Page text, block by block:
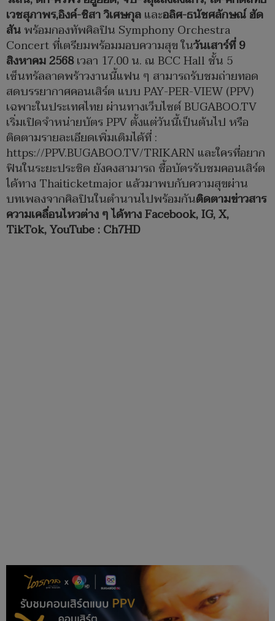
เวชสุภาพร,อิงค์-ชิสา วิเศษกุลและอลิศ-ธนัชศลักษณ์ ฮัด
สันพร้อมกองทัพศิลปิน Symphony Orchestra
Concert ที่เตรียมพร้อมมอบความสุข ในวันเสาร์ที่9
สิงหาคม 2568เวลา 17.00 น. ณ BCC Hall ชั้น 5
เซ็นทรัลลาดพร้าวงานนี้แฟน ๆ สามารถรับชมถ่ายทอด
สดบรรยากาศคอนเสิร์ต แบบ PAY-PER-VIEW (PPV)
เฉพาะในประเทศไทย ผ่านทางเว็บไซต์ BUGABOO.TV
เริ่มเปิดจำหน่ายบัตร PPV ตั้งแต่วันนี้เป็นต้นไป หรือ
ติดตามรายละเอียดเพิ่มเติมได้ที่ :
https://PPV.BUGABOO.TV/TRIKARNและใครที่อยาก
ฟินในระยะประชิด ยังคงสามารถ ซื้อบัตรรับชมคอนเสิร์ต
ได้ทาง Thaiticketmajor แล้วมาพบกับความสุขผ่าน
บทเพลงจากศิลปินในตำนานไปพร้อมกันติดตามข่าวสาร
ความเคลื่อนไหวต่าง ๆ ได้ทางFacebook, IG, X,
TikTok, YouTube : Ch7HD